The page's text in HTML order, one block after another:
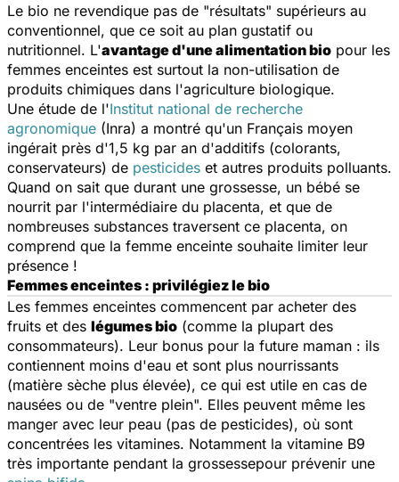
Le bio ne revendique pas de "résultats" supérieurs au
conventionnel, que ce soit au plan gustatif ou
nutritionnel. L'avantage d'une alimentation bio pour les
femmes enceintes est surtout la non-utilisation de
produits chimiques dans l'agriculture biologique.
Une étude de l'Institut national de recherche
agronomique (Inra) a montré qu'un Français moyen
ingérait près d'1,5 kg par an d'additifs (colorants,
conservateurs) de pesticides et autres produits polluants.
Quand on sait que durant une grossesse, un bébé se
nourrit par l'intermédiaire du placenta, et que de
nombreuses substances traversent ce placenta, on
comprend que la femme enceinte souhaite limiter leur
présence !
Femmes enceintes : privilégiez le bio
Les femmes enceintes commencent par acheter des
fruits et des légumes bio (comme la plupart des
consommateurs). Leur bonus pour la future maman : ils
contiennent moins d'eau et sont plus nourrissants
(matière sèche plus élevée), ce qui est utile en cas de
nausées ou de "ventre plein". Elles peuvent même les
manger avec leur peau (pas de pesticides), où sont
concentrées les vitamines. Notamment la vitamine B9
très importante pendant la grossessepour prévenir une